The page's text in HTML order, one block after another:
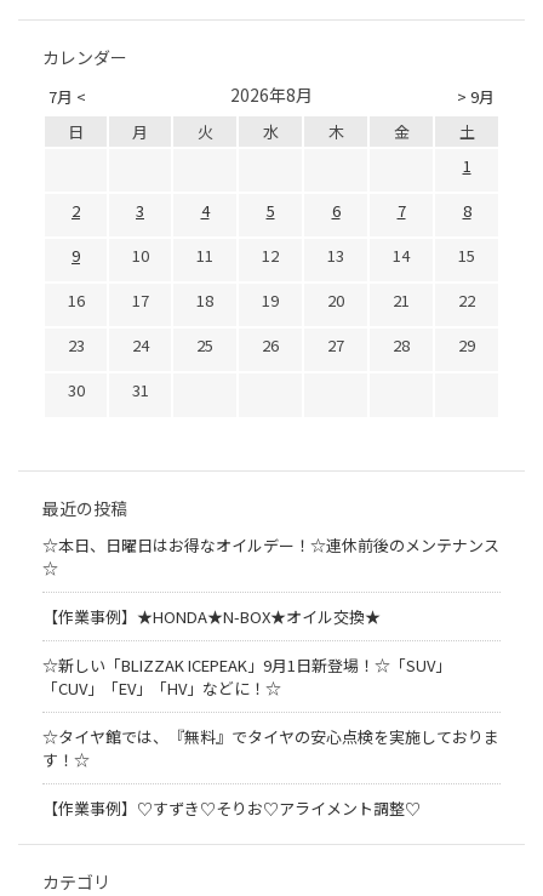
カレンダー
7月 < > 9月
2026年8月
日 月 火 水 木 金
土
1
2
3 4 5 6 7
8
9
10 11 12 13 14
15
16
17 18 19 20 21
22
23
24 25 26 27 28
29
30
31
最近の投稿
☆本日、日曜日はお得なオイルデー！☆連休前後のメンテナンス
☆
【作業事例】★HONDA★N-BOX★オイル交換★
☆新しい「BLIZZAK ICEPEAK」9月1日新登場！☆「SUV」
「CUV」「EV」「HV」などに！☆
☆タイヤ館では、『無料』でタイヤの安心点検を実施しておりま
す！☆
【作業事例】♡すずき♡そりお♡アライメント調整♡
カテゴリ